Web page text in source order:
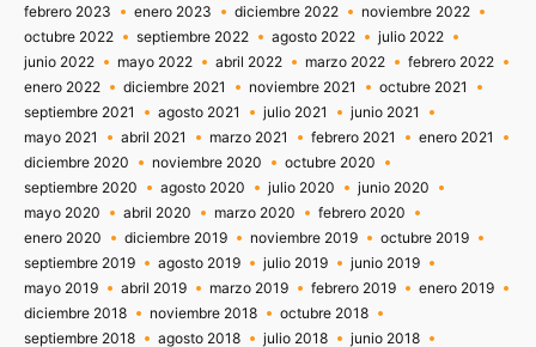
febrero 2023
enero 2023 diciembre 2022
noviembre 2022
octubre 2022
septiembre 2022 agosto 2022
julio 2022
junio 2022
mayo 2022 abril 2022 marzo 2022
febrero 2022
enero 2022
diciembre 2021 noviembre 2021
octubre 2021
septiembre 2021
agosto 2021 julio 2021
junio 2021
mayo 2021
abril 2021 marzo 2021 febrero 2021
enero 2021
diciembre 2020
noviembre 2020
octubre 2020
septiembre 2020
agosto 2020 julio 2020
junio 2020
mayo 2020
abril 2020 marzo 2020
febrero 2020
enero 2020
diciembre 2019 noviembre 2019
octubre 2019
septiembre 2019
agosto 2019 julio 2019
junio 2019
mayo 2019
abril 2019 marzo 2019 febrero 2019
enero 2019
diciembre 2018
noviembre 2018
octubre 2018
septiembre 2018
agosto 2018 julio 2018
junio 2018